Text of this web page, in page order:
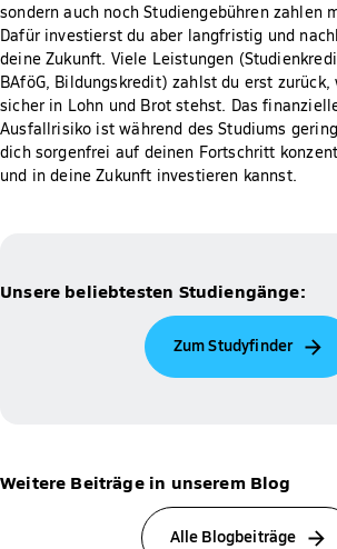
sondern auch noch Studiengebühren zahlen
Dafür investierst du aber langfristig und
deine Zukunft. Viele Leistungen
BAföG, Bildungskredit) zahlst du erst zurück,
sicher in Lohn und Brot stehst. Das
Ausfallrisiko ist während des Studiums
dich sorgenfrei auf deinen Fortschritt
und in deine Zukunft investieren kannst.
Unsere beliebtesten Studiengänge:
Zum Studyfinder
Weitere Beiträge in unserem Blog
Alle Blogbeiträge